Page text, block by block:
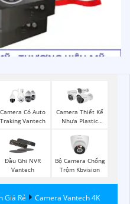
Camera Có Auto
Traking Vantech
Camera Thiết Kế
Nhựa Plastic
Đầu Ghi NVR
Vantech
Bộ Camera Chống
Trộm Kbvision
Giá Rẻ Camera Vantech 4K